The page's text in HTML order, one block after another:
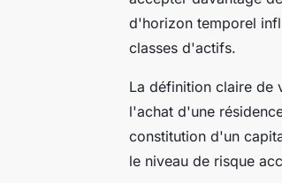
d'horizon temporel
classes d'actifs.
La définition claire de
l'achat d'une
constitution d'un
le niveau de risque